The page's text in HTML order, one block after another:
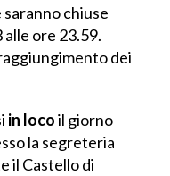
chiuse
ore 23.59.
dei
in locoil giorno
la segreteria
il Castello di